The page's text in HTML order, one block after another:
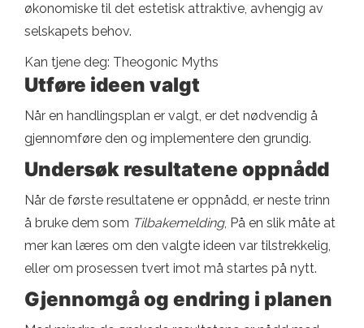
økonomiske til det estetisk attraktive, avhengig av
selskapets behov.
Kan tjene deg: Theogonic Myths
Utføre ideen valgt
Når en handlingsplan er valgt, er det nødvendig å
gjennomføre den og implementere den grundig.
Undersøk resultatene oppnådd
Når de første resultatene er oppnådd, er neste trinn
å bruke dem som Tilbakemelding, På en slik måte at
mer kan læres om den valgte ideen var tilstrekkelig,
eller om prosessen tvert imot må startes på nytt.
Gjennomgå og endring i planen